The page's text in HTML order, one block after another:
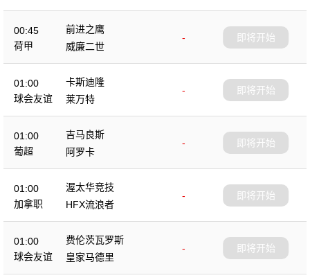
00:45
荷甲
前进之鹰
-
威廉二世
即将开始
01:00
球会友谊
卡斯迪隆
-
莱万特
即将开始
01:00
葡超
吉马良斯
-
阿罗卡
即将开始
01:00
加拿职
渥太华竞技
-
HFX流浪者
即将开始
01:00
球会友谊
费伦茨瓦罗斯
-
皇家马德里
即将开始